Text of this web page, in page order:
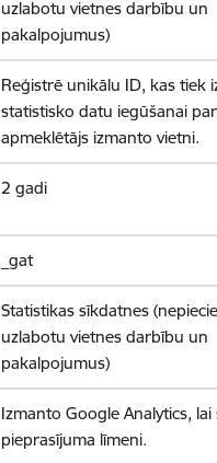
uzlabotu vietnes darbību un
pakalpojumus)
Reģistrē unikālu ID, kas tiek
statistisko datu iegūšanai
apmeklētājs izmanto vietni.
2 gadi
_gat
Statistikas sīkdatnes
uzlabotu vietnes darbību un
pakalpojumus)
Izmanto Google Analytics, lai
pieprasījuma līmeni.